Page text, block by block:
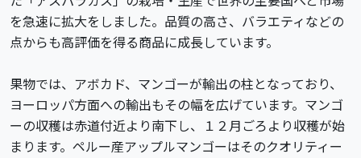
を急速に拡大をしました。品質の高さ、バラエティなどの
点からも高評価を得る商品に成長しています。
果物では、アボカド、マンゴーが輸出の柱となっており、
ヨーロッパ方面への輸出もその幅を広げています。マンゴ
ーの収穫は赤道付近より南下し、１２月ごろより収穫が始
まります。ペルー産アップルマンゴーはそのクオリティー